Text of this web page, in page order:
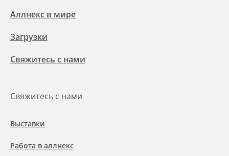
Аллнекс в мире
Загрузки
Свяжитесь с нами
Свяжитесь с нами
Выставки
Работа в аллнекс